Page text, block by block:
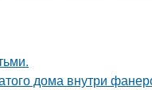
дома внутри